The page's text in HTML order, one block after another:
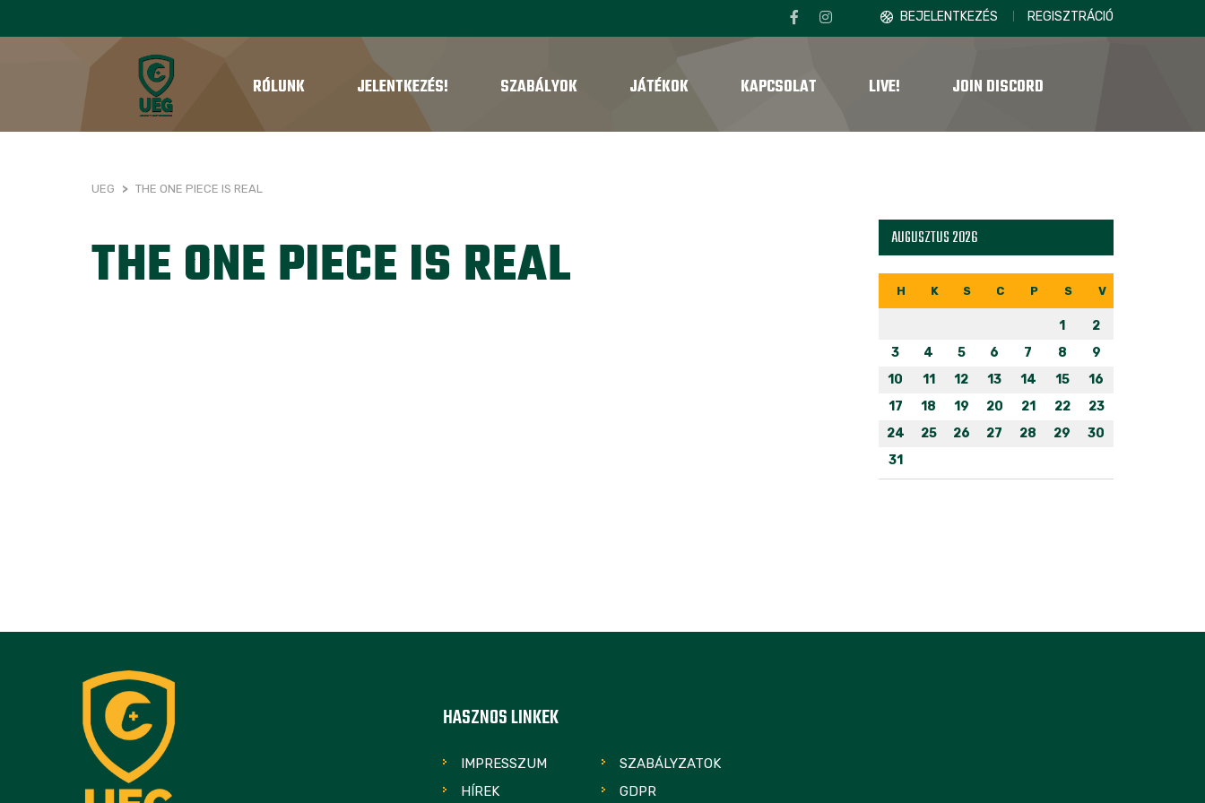
BEJELENTKEZÉS REGISZTRÁCIÓ
RÓLUNK JELENTKEZÉS! SZABÁLYOK JÁTÉKOK KAPCSOLAT LIVE! JOIN DISCORD
UEG > THE ONE PIECE IS REAL
THE ONE PIECE IS REAL AUGUSZTUS 2026
H K S C P S V
1
2
3
4 5 6 7 8
9
10
11 12 13 14 15
16
17
18 19 20 21 22
23
24
25 26 27 28 29
30
31
HASZNOS LINKEK
IMPRESSZUM
SZABÁLYZATOK
HÍREK
GDPR